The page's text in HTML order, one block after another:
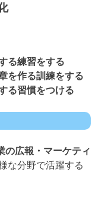
る練習をする
を作る訓練をする
る習慣をつける
の広報・マーケティ
な分野で活躍する